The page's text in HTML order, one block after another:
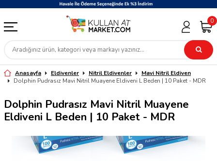
0
Anasayfa Eldivenler Nitril Eldivenler
Mavi Nitril Eldiven
Dolphin Pudrasız Mavi Nitril Muayene Eldiveni L Beden | 10 Paket - MDR
Dolphin Pudrasız Mavi Nitril Muayene
Eldiveni L Beden | 10 Paket - MDR